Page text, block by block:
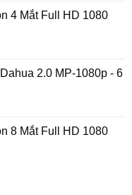
4 Mắt Full HD 1080
2.0 MP-1080p - 6
8 Mắt Full HD 1080